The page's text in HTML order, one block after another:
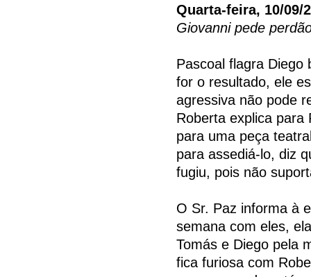
Quarta-feira, 10/09/
Giovanni pede
Pascoal flagra Diego
for o resultado, ele
agressiva não pode
Roberta explica para
para uma peça
para assediá-lo, diz
fugiu, pois não
O Sr. Paz informa à
semana com eles,
Tomás e Diego pela
fica furiosa com